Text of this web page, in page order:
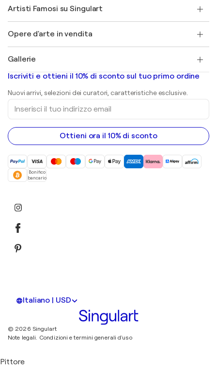
Il mio account
Protezione acquirente
+39 694500608
Magazine di Singulart
Lavori
Scopri arte originale selezionata
Accedi come Artista
Artisti Famosi su Singulart
Marc Chagall
Banksy
Mr. Brainwash
Shepard Fairey
Opere d'arte in vendita
Quadri astratti in vendita
Dipinti di paesaggi
sculture
Dipinti acrilici
Gallerie
Gallerie d’arte in Italia
Iscriviti e ottieni il 10% di sconto sul tuo primo ordine
Nuovi arrivi, selezioni dei curatori, caratteristiche esclusive.
Inserisci
tuo
indirizzo
email
Ottieni ora il 10% di sconto
Bonifico
bancario
Italiano | USD
© 2026 Singulart
Note legali. Condizioni e termini generali d'uso
Pittore